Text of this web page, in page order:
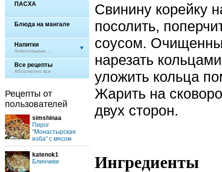
ПАСХА
Блюда на мангале
Напитки
Алкогольные,...
Все рецепты
Абсолютно все
Рецепты от
пользователей
simshinaa
Пирог
"Монастырская
изба" с мясом
katenok1
Блинчики
Свинину корейку
посолить,
соусом.
нарезать
уложить кольца
Жарить на
двух сторон.
Ингредиенты